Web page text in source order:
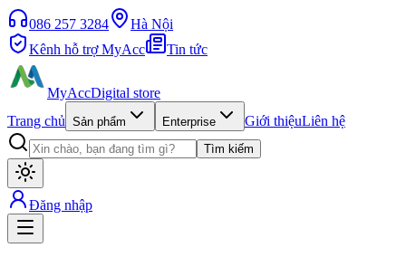
086 257 3284
Hà Nội
Kênh hỗ trợ MyAcc
Tin tức
MyAccDigital store
Trang chủ Sản phẩm Enterprise Giới thiệuLiên hệ
Tìm kiếm
Đăng nhập